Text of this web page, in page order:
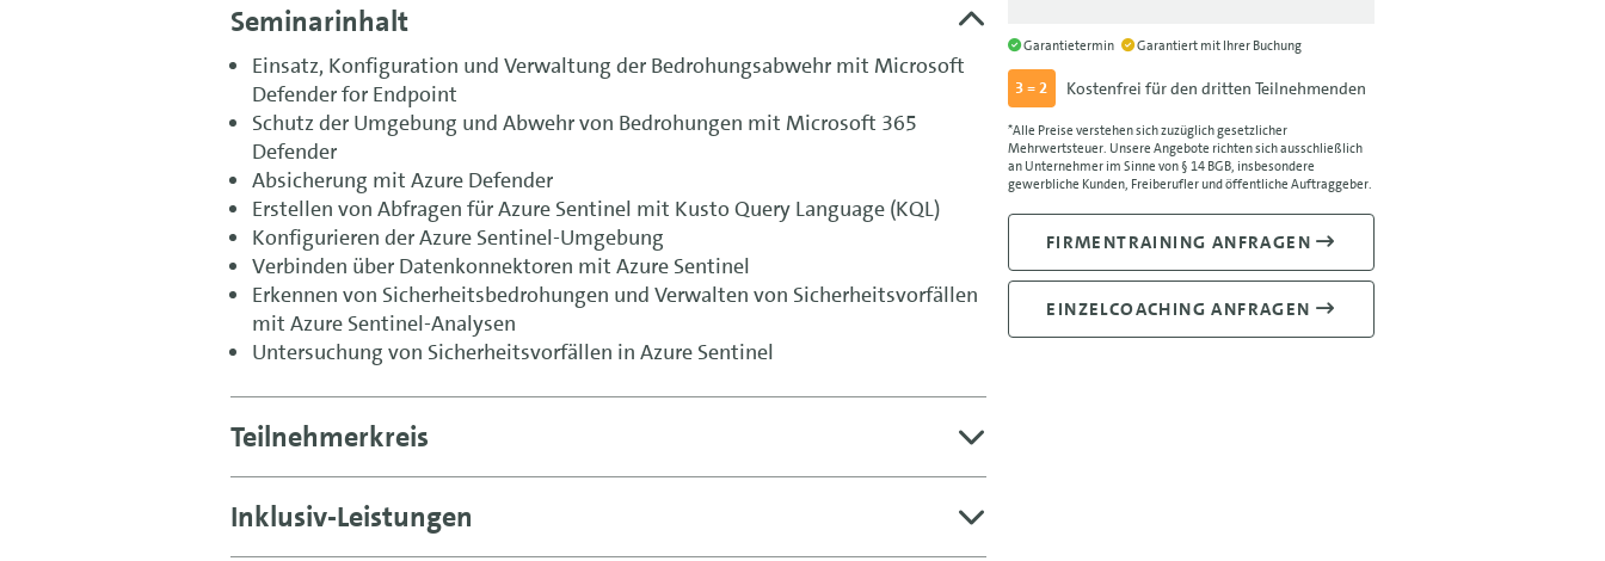
Seminarinhalt
Einsatz, Konfiguration und Verwaltung der Bedrohungsabwehr mit Microsoft
Defender for Endpoint
Schutz der Umgebung und Abwehr von Bedrohungen mit Microsoft 365
Defender
Absicherung mit Azure Defender
Erstellen von Abfragen für Azure Sentinel mit Kusto Query Language (KQL)
Konfigurieren der Azure Sentinel-Umgebung
Verbinden über Datenkonnektoren mit Azure Sentinel
Erkennen von Sicherheitsbedrohungen und Verwalten von Sicherheitsvorfällen
mit Azure Sentinel-Analysen
Untersuchung von Sicherheitsvorfällen in Azure Sentinel
Teilnehmerkreis
Inklusiv-Leistungen
Garantietermin Garantiert mit Ihrer Buchung
3 = 2 Kostenfrei für den dritten Teilnehmenden
*Alle Preise verstehen sich zuzüglich gesetzlicher
Mehrwertsteuer. Unsere Angebote richten sich ausschließlich
an Unternehmer im Sinne von § 14 BGB, insbesondere
gewerbliche Kunden, Freiberufler und öffentliche Auftraggeber.
FIRMENTRAINING ANFRAGEN
EINZELCOACHING ANFRAGEN